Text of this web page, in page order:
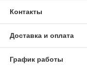
Контакты
Доставка и оплата
График работы